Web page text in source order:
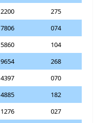
2200
275
7806
074
5860
104
9654
268
4397
070
4885
182
1276
027